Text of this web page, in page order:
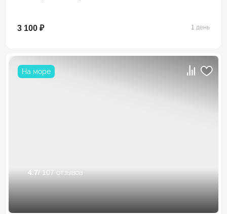
3 100 ₽ 1 день
На море
4.7/ 107 отзывов